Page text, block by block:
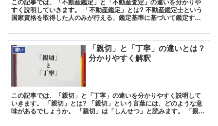
この記事では、「不動産鑑定」と「不動産査定」の違いを分かりや
すく説明していきます。 「不動産鑑定」とは? 不動産鑑定士という
国家資格を取得した人のみが行える、鑑定基準に基づいて鑑定する
違い
「親切」と「丁寧」の違いとは？
分かりやすく解釈
この記事では、「親切」と「丁寧」の違いを分かりやすく説明して
いきます。 「親切」とは? 「親切」という言葉には、どのような意
味があるでしょうか。 「親切」は「しんせつ」と読みます。 「親